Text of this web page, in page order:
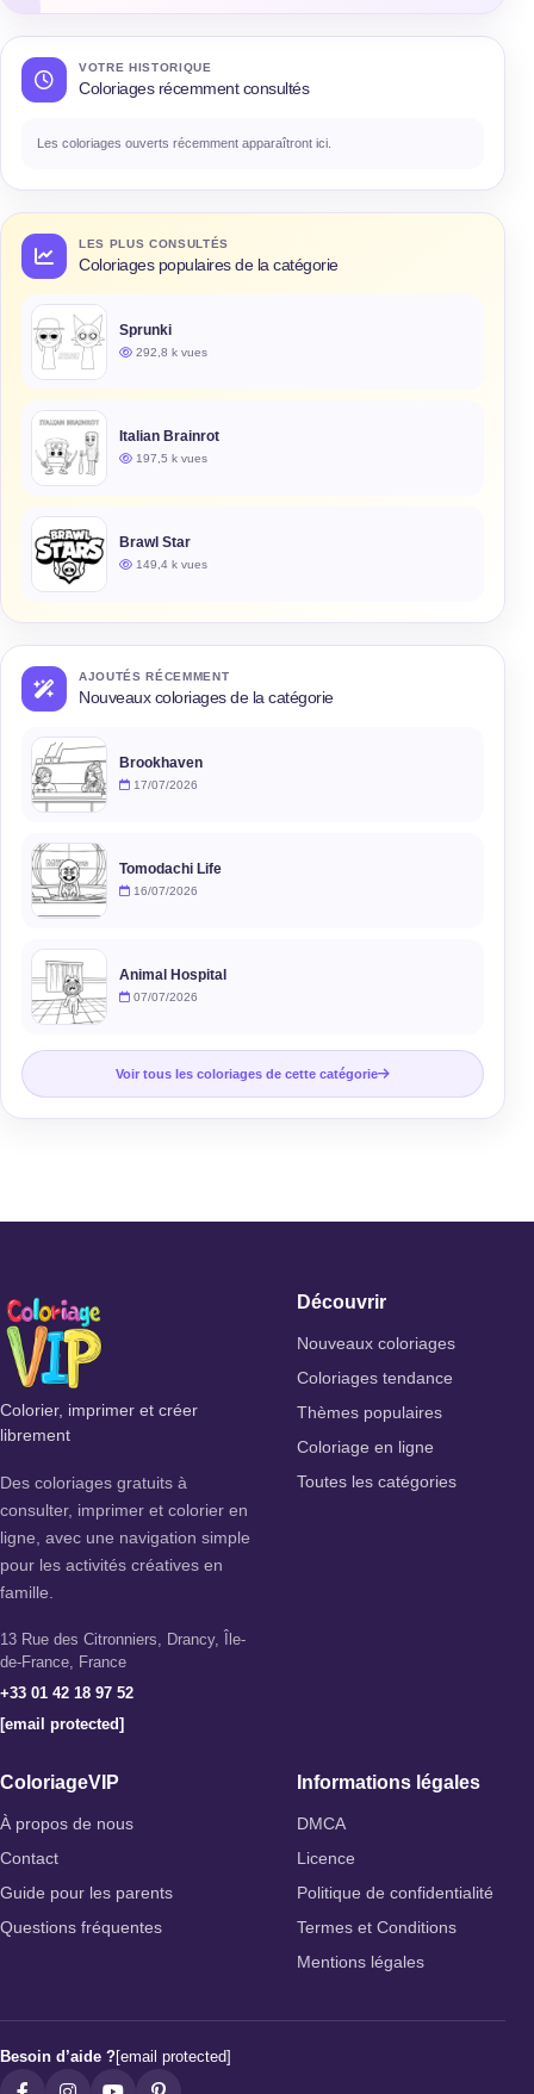
VOTRE HISTORIQUE
Coloriages récemment consultés
Les coloriages ouverts récemment apparaîtront ici.
LES PLUS CONSULTÉS
Coloriages populaires de la catégorie
Sprunki
292,8 k vues
Italian Brainrot
197,5 k vues
Brawl Star
149,4 k vues
AJOUTÉS RÉCEMMENT
Nouveaux coloriages de la catégorie
Brookhaven
17/07/2026
Tomodachi Life
16/07/2026
Animal Hospital
07/07/2026
Voir tous les coloriages de cette catégorie
Colorier, imprimer et créer
librement
Des coloriages gratuits à
consulter, imprimer et colorier en
ligne, avec une navigation simple
pour les activités créatives en
famille.
13 Rue des Citronniers, Drancy, Île-
de-France, France
+33 01 42 18 97 52
[email protected]
Découvrir
Nouveaux coloriages
Coloriages tendance
Thèmes populaires
Coloriage en ligne
Toutes les catégories
ColoriageVIP
À propos de nous
Contact
Guide pour les parents
Questions fréquentes
Informations légales
DMCA
Licence
Politique de confidentialité
Termes et Conditions
Mentions légales
Besoin d’aide ?[email protected]